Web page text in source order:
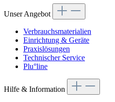
Unser Angebot
Verbrauchsmaterialien
Einrichtung & Geräte
Praxislösungen
Technischer Service
Plu°line
Hilfe & Information